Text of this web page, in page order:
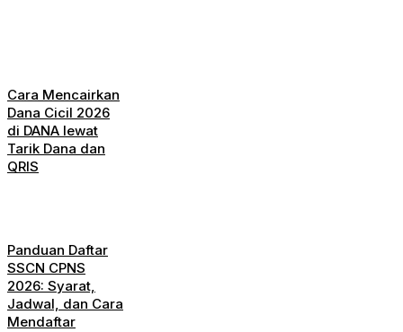
Cara Mencairkan
Dana Cicil 2026
di DANA lewat
Tarik Dana dan
QRIS
Panduan Daftar
SSCN CPNS
2026: Syarat,
Jadwal, dan Cara
Mendaftar